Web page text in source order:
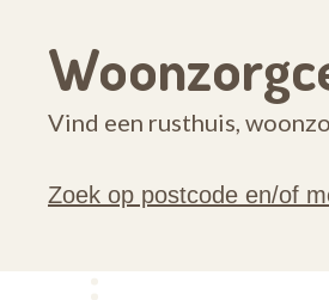
Vind een rusthuis,
Zoek op postcode en/of